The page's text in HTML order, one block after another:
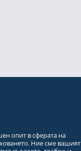
опит в сферата на
Ние сме вашият